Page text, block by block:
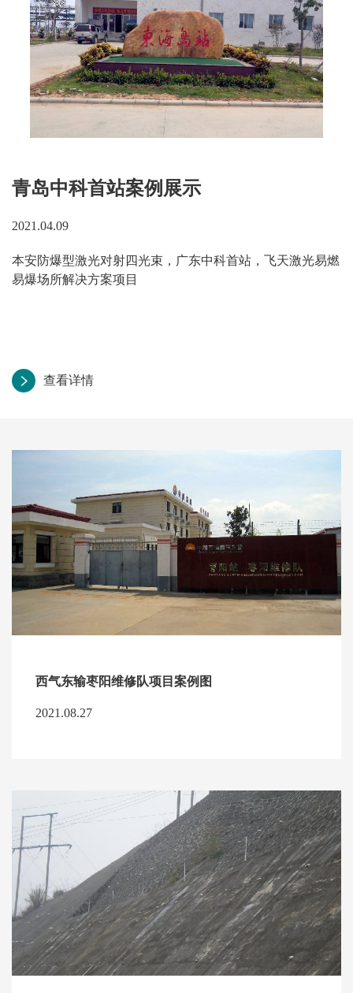
青岛中科首站案例展示
2021.04.09
本安防爆型激光对射四光束，广东中科首站，飞天激光易燃
易爆场所解决方案项目
查看详情
西气东输枣阳维修队项目案例图
2021.08.27